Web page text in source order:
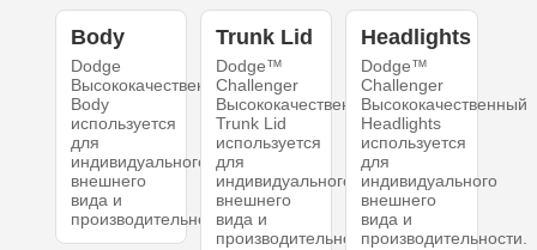
Body
Dodge
Высококачественный
Body
используется
для
индивидуального
внешнего
вида и
производительности.
Trunk Lid
Dodge™
Challenger
Высококачественный
Trunk Lid
используется
для
индивидуального
внешнего
вида и
производительности.
Headlights
Dodge™
Challenger
Высококачественный
Headlights
используется
для
индивидуального
внешнего
вида и
производительности.